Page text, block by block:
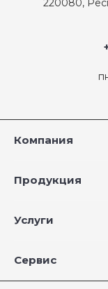
220080,
Компания
Продукция
Услуги
Сервис